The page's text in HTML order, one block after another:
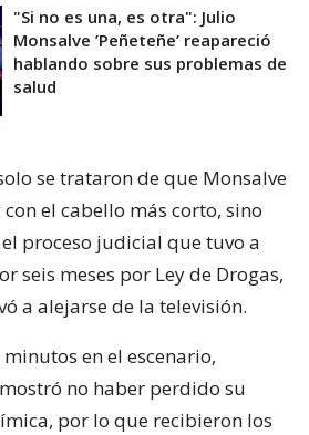
"Si no es una, es otra": Julio
Monsalve ’Peñeteñe’ reapareció
hablando sobre sus problemas de
salud
se trataron de que Monsalve
el cabello más corto, sino
proceso judicial que tuvo a
seis meses por Ley de Drogas,
a alejarse de la televisión.
en el escenario,
no haber perdido su
por lo que recibieron los